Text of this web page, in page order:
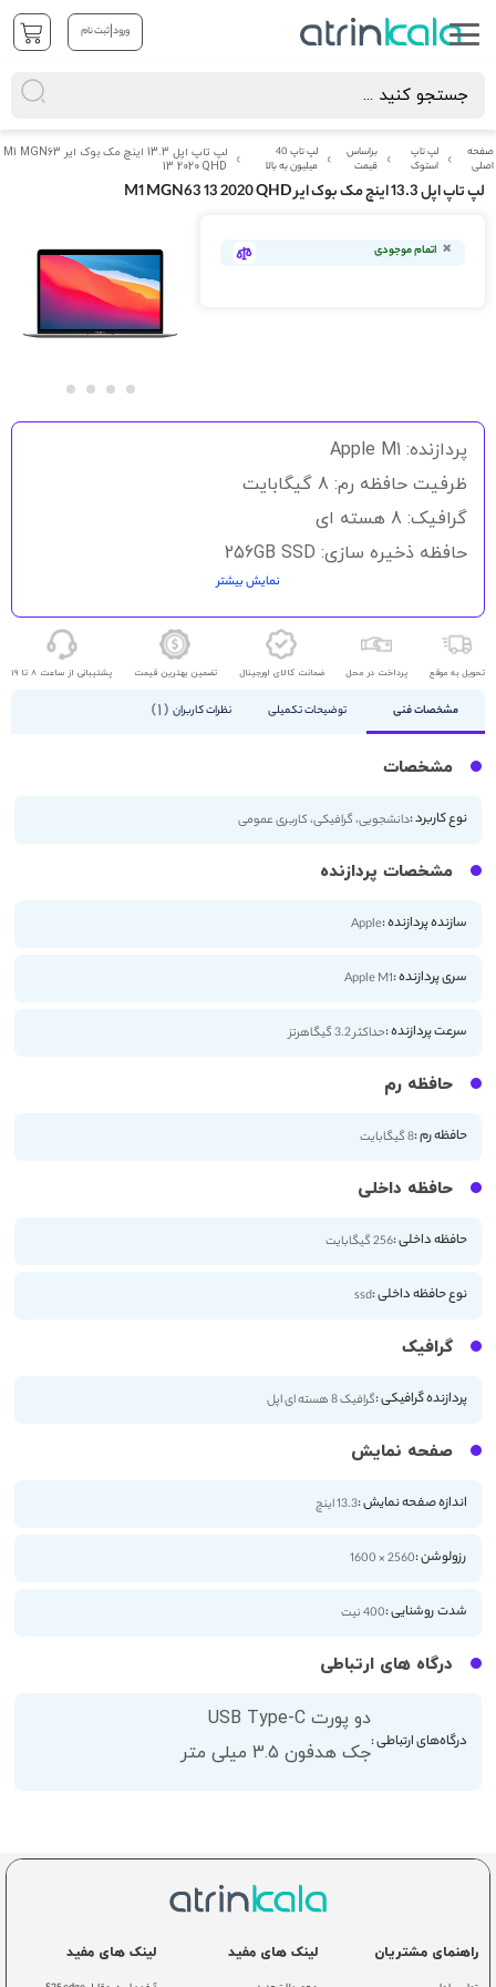
ورود|ثبت نام
صفحه
اصلی
لپ تاپ
استوک
براساس
قیمت
لپ تاپ 40
میلیون به بالا
لپ تاپ اپل 13.3 اینچ مک بوک ایر M1 MGN63
13 2020 QHD
لپ تاپ اپل 13.3 اینچ مک بوک ایر M1 MGN63 13 2020 QHD
انتهای
گالری
تصاویر
اتمام موجودی
پردازنده: Apple M1
ظرفیت حافظه رم: 8 گیگابایت
گرافیک: 8 هسته ای
حافظه ذخیره سازی: 256GB SSD
کیفیت صفحه نمایش: QHD
نمایش بیشتر
تحویل به موقع پرداخت در محل ضمانت کالای اورجینال تضمین بهترین قیمت پشتیبانی از ساعت 8 تا 19
مشخصات فنی توضیحات تکمیلی نظرات کاربران 1
مشخصات
نوع کاربرد :دانشجویی، گرافیکی، کاربری عمومی
مشخصات پردازنده
سازنده پردازنده :Apple
سری پردازنده :Apple M1
سرعت پردازنده :حداکثر 3.2 گیگاهرتز
حافظه رم
حافظه رم :8 گیگابایت
حافظه داخلی
حافظه داخلی :256 گیگابایت
نوع حافظه داخلی :ssd
گرافیک
پردازنده گرافیکی :گرافیک 8 هسته ای اپل
صفحه نمایش
اندازه صفحه نمایش :13.3 اینچ
رزولوشن :2560 × 1600
شدت روشنایی :400 نیت
درگاه های ارتباطی
درگاه‌های ارتباطی :
دو پورت USB Type-C
جک هدفون 3.5 میلی متر
راهنمای مشتریان لینک های مفید لینک های مفید